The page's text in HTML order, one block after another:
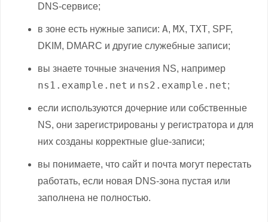
DNS-сервисе;
в зоне есть нужные записи: A, MX, TXT, SPF,
DKIM, DMARC и другие служебные записи;
вы знаете точные значения NS, например
ns1.example.net и ns2.example.net;
если используются дочерние или собственные
NS, они зарегистрированы у регистратора и для
них созданы корректные glue-записи;
вы понимаете, что сайт и почта могут перестать
работать, если новая DNS-зона пустая или
заполнена не полностью.